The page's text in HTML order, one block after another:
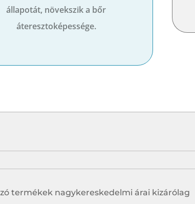
állapotát, növekszik a bőr
áteresztoképessége.
termékek nagykereskedelmi árai kizárólag